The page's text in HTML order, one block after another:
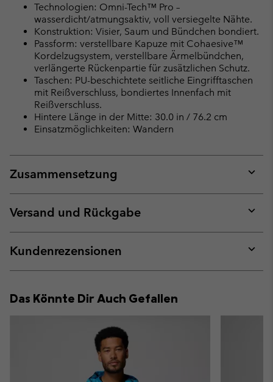
Technologien: Omni-Tech™ Pro –
wasserdicht/atmungsaktiv, voll versiegelte Nähte.
Konstruktion: Visier, Saum und Bündchen bondiert.
Passform: verstellbare Kapuze mit Cohaesive™
Kordelzugsystem, verstellbare Ärmelbündchen,
verlängerte Rückenpartie für zusätzlichen Schutz.
Taschen: PU-beschichtete seitliche Eingrifftaschen
mit Reißverschluss, bondiertes Innenfach mit
Reißverschluss.
Hintere Länge in der Mitte: 30.0 in / 76.2 cm
Einsatzmöglichkeiten: Wandern
Zusammensetzung
or
Versand und Rückgabe
or
Kundenrezensionen
or
Das Könnte Dir Auch Gefallen